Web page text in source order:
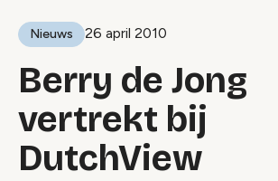
Nieuws 26 april 2010
Berry de Jong
vertrekt bij
DutchView